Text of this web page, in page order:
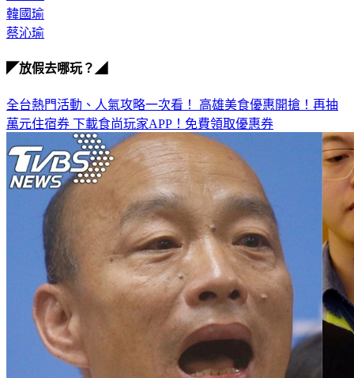
韓國瑜
蔡沁瑜
◤放假去哪玩？◢
全台熱門活動、人氣攻略一次看！ 高雄美食優惠開搶！再抽
萬元住宿券 下載食尚玩家APP！免費領取優惠券